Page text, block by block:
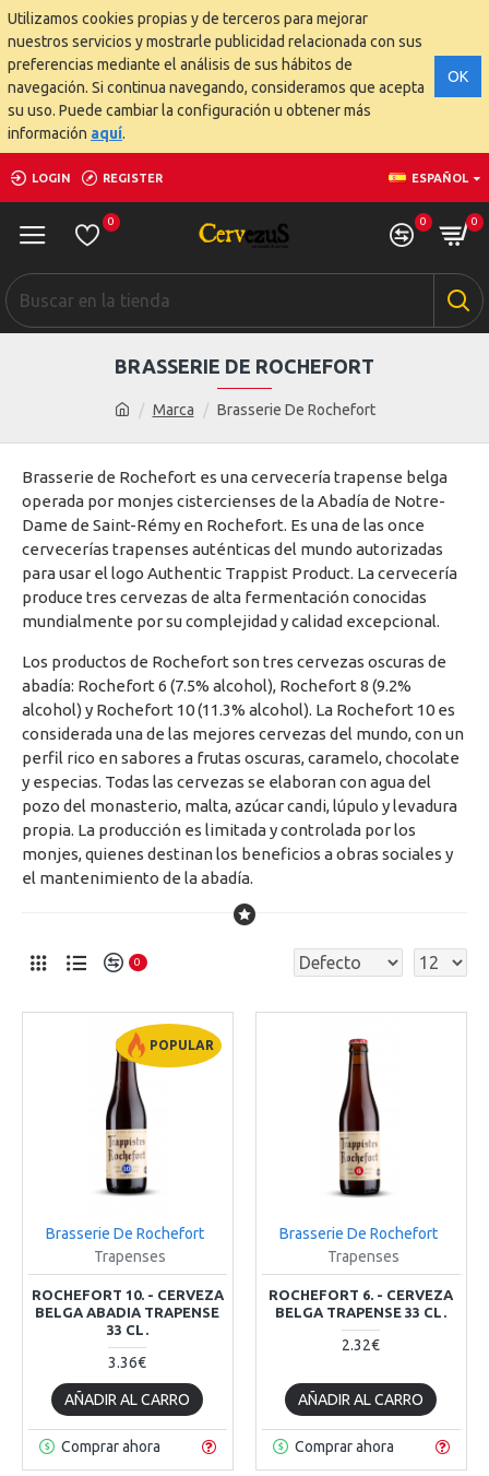
Utilizamos cookies propias y de terceros para mejorar
nuestros servicios y mostrarle publicidad relacionada con sus
preferencias mediante el análisis de sus hábitos de
navegación. Si continua navegando, consideramos que acepta
su uso. Puede cambiar la configuración u obtener más
información aquí.
OK
LOGIN REGISTER ESPAÑOL
0 0 0
Marca Brasserie De Rochefort
BRASSERIE DE ROCHEFORT
Brasserie de Rochefort es una cervecería trapense belga
operada por monjes cistercienses de la Abadía de Notre-
Dame de Saint-Rémy en Rochefort. Es una de las once
cervecerías trapenses auténticas del mundo autorizadas
para usar el logo Authentic Trappist Product. La cervecería
produce tres cervezas de alta fermentación conocidas
mundialmente por su complejidad y calidad excepcional.
Los productos de Rochefort son tres cervezas oscuras de
abadía: Rochefort 6 (7.5% alcohol), Rochefort 8 (9.2%
alcohol) y Rochefort 10 (11.3% alcohol). La Rochefort 10 es
considerada una de las mejores cervezas del mundo, con un
perfil rico en sabores a frutas oscuras, caramelo, chocolate
y especias. Todas las cervezas se elaboran con agua del
pozo del monasterio, malta, azúcar candi, lúpulo y levadura
propia. La producción es limitada y controlada por los
monjes, quienes destinan los beneficios a obras sociales y
el mantenimiento de la abadía.
0
POPULAR
Brasserie De Rochefort
Trapenses
ROCHEFORT 10. - CERVEZA
BELGA ABADIA TRAPENSE
33 CL.
3.36€
AÑADIR AL CARRO
Comprar ahora
Brasserie De Rochefort
Trapenses
ROCHEFORT 6. - CERVEZA
BELGA TRAPENSE 33 CL.
2.32€
AÑADIR AL CARRO
Comprar ahora